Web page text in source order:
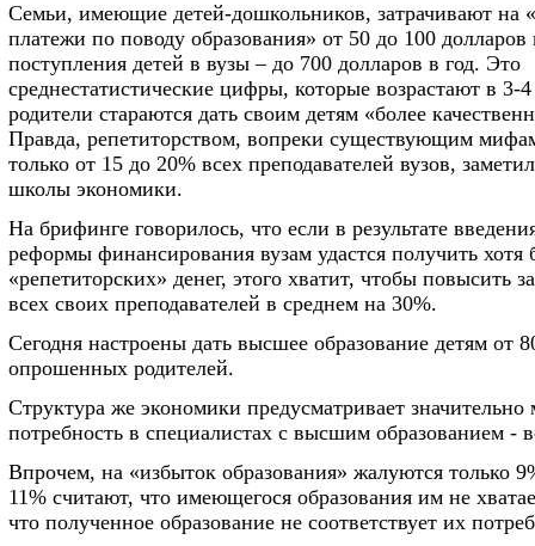
Семьи, имеющие детей-дошкольников, затрачивают на
платежи по поводу образования» от 50 до 100
поступления детей в вузы – до 700 долларов в год. Это
среднестатистические цифры, которые возрастают в 3-4
родители стараются дать своим детям «более
Правда, репетиторством, вопреки существующим
только от 15 до 20% всех преподавателей вузов,
школы экономики.
На брифинге говорилось, что если в результате
реформы финансирования вузам удастся получить
«репетиторских» денег, этого хватит, чтобы повысить
всех своих преподавателей в среднем на 30%.
Сегодня настроены дать высшее образование детям от
опрошенных родителей.
Структура же экономики предусматривает
потребность в специалистах с высшим образованием -
Впрочем, на «избыток образования» жалуются только
11% считают, что имеющегося образования им не
что полученное образование не соответствует их